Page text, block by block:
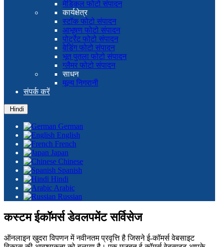
मेडिकल फोटो संपादन
कार्यक्षेत्र
स्टॉक फोटो संपादन
आभूषण फोटो संपादन
पोर्ट्रेट फोटो संपादन
वेडिंग फोटो संपादन
भूत पुतला फोटो संपादन
ग्लैमर फोटो संपादन
साधन
मूल्य निगरानी
संपर्क करें
Hindi
German
English
French
Japan
Chinese
Spanish
Hindi
Arabic
Russian
कस्टम ईकॉमर्स डेवलपमेंट सर्विसेज
ऑनलाइन खुदरा विपणन में नवीनतम प्रवृत्ति है जिसने ई-कॉमर्स वेबसाइट